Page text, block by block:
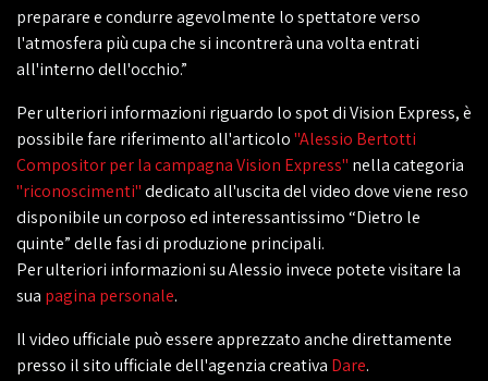
preparare e condurre agevolmente lo spettatore verso
l'atmosfera più cupa che si incontrerà una volta entrati
all'interno dell'occhio.”
Per ulteriori informazioni riguardo lo spot di Vision Express, è
possibile fare riferimento all'articolo"Alessio Bertotti
Compositor per la campagna Vision Express" nella categoria
"riconoscimenti"dedicato all'uscita del video dove viene reso
disponibile un corposo ed interessantissimo “Dietro le
quinte” delle fasi di produzione principali.
Per ulteriori informazioni su Alessio invece potete visitare la
sua pagina personale.
Il video ufficiale può essere apprezzato anche direttamente
presso il sito ufficiale dell'agenzia creativa Dare.